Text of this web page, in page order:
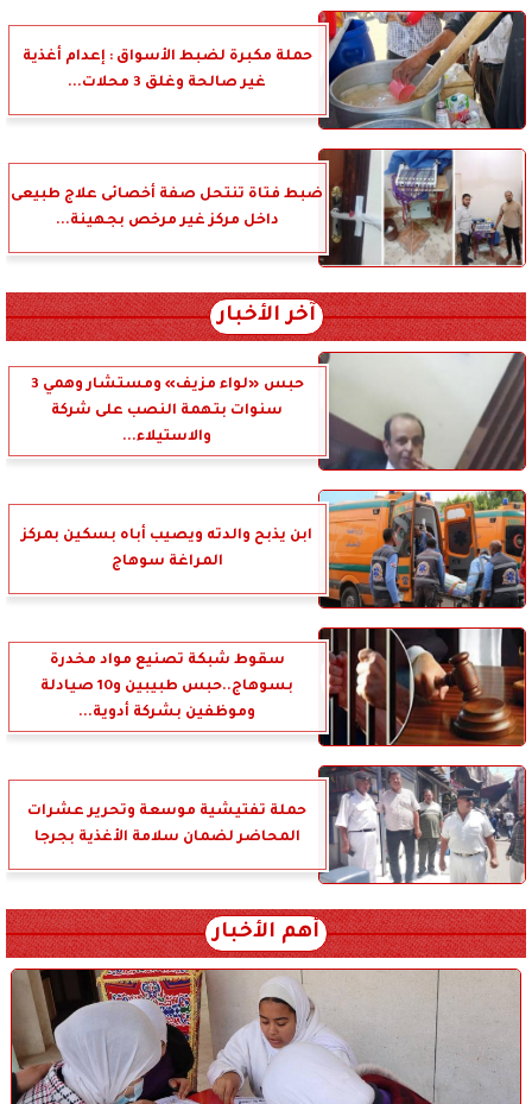
حملة مكبرة لضبط الأسواق : إعدام أغذية
غير صالحة وغلق 3 محلات...
ضبط فتاة تنتحل صفة أخصائى علاج طبيعى
داخل مركز غير مرخص بجهينة...
آخر الأخبار
حبس «لواء مزيف» ومستشار وهمي 3
سنوات بتهمة النصب على شركة
والاستيلاء...
ابن يذبح والدته ويصيب أباه بسكين بمركز
المراغة سوهاج
سقوط شبكة تصنيع مواد مخدرة
بسوهاج..حبس طبيبين و10 صيادلة
وموظفين بشركة أدوية...
حملة تفتيشية موسعة وتحرير عشرات
المحاضر لضمان سلامة الأغذية بجرجا
أهم الأخبار